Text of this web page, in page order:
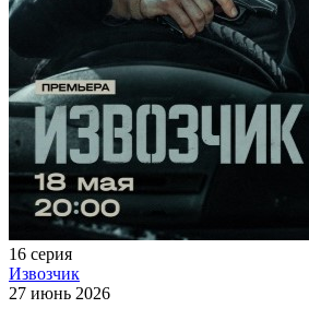
16 серия
Извозчик
27 июнь 2026